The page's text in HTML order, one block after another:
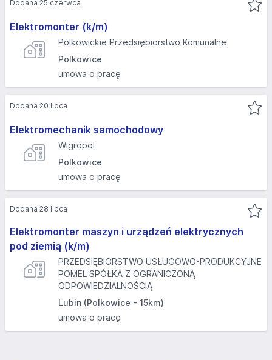
Elektromonter (k/m)
Polkowickie Przedsiębiorstwo Komunalne
Polkowice
umowa o pracę
Dodana 25 czerwca
Elektromechanik samochodowy
Wigropol
Polkowice
umowa o pracę
Dodana 20 lipca
Elektromonter maszyn i urządzeń elektrycznych
pod ziemią (k/m)
PRZEDSIĘBIORSTWO USŁUGOWO-PRODUKCYJNE
POMEL SPÓŁKA Z OGRANICZONĄ
ODPOWIEDZIALNOŚCIĄ
Lubin (Polkowice - 15km)
umowa o pracę
Dodana 28 lipca